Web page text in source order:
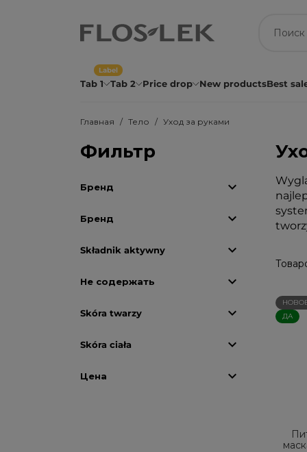
Tab 1 Tab 2
Label
Price drop New productsBest
Главная Тело Уход за руками
Фильтр
Бренд 
Бренд 
Składnik aktywny 
Не содержать 
Skóra twarzy 
Skóra ciała 
Цена 
ДА